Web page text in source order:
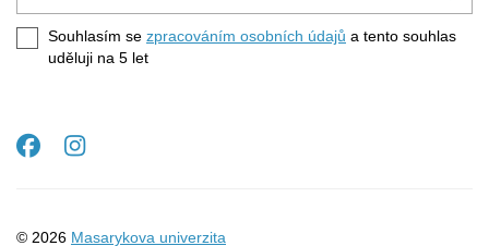
e-
mail
Souhlasím se zpracováním osobních údajů a tento souhlas
uděluji na 5 let
© 2026 Masarykova univerzita
Facebook
Instagram